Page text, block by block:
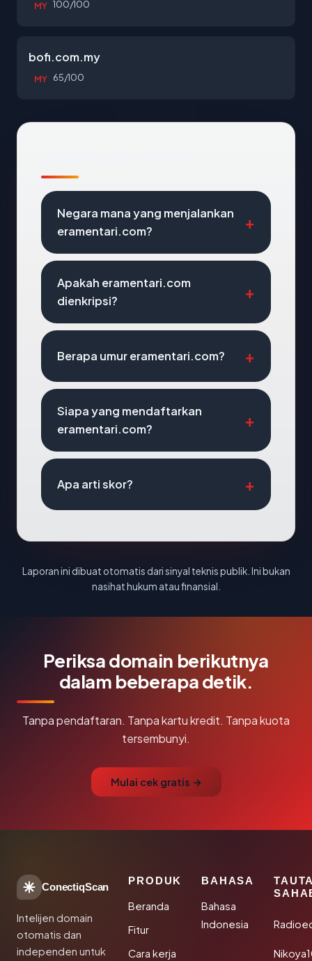
MY 100/100
bofi.com.my
MY 65/100
Negara mana yang menjalankan
eramentari.com?
Apakah eramentari.com
dienkripsi?
Berapa umur eramentari.com?
Siapa yang mendaftarkan
eramentari.com?
Apa arti skor?
Laporan ini dibuat otomatis dari sinyal teknis publik. Ini bukan
nasihat hukum atau finansial.
Periksa domain berikutnya
dalam beberapa detik.
Tanpa pendaftaran. Tanpa kartu kredit. Tanpa kuota
tersembunyi.
Mulai cek gratis →
ConectiqScan
Intelijen domain
otomatis dan
independen untuk
PRODUK
Beranda
Fitur
Cara kerja
BAHASA
Bahasa
Indonesia